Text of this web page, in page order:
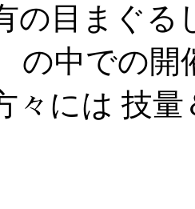
の目まぐる
の中での開
々には 技